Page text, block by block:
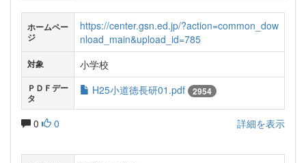
ホームペー
ジ
https://center.gsn.ed.jp/?action=common_dow
nload_main&upload_id=785
対象 小学校
ＰＤＦデー
タ
H25小道徳長研01.pdf 2954
0 0 詳細を表示